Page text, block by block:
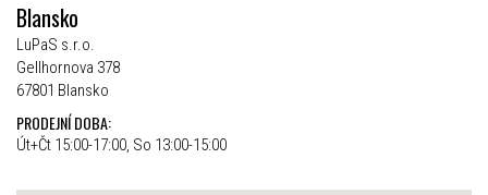
Blansko
LuPaS s.r.o.
Gellhornova 378
67801 Blansko
PRODEJNÍ DOBA:
Út+Čt 15:00-17:00, So 13:00-15:00